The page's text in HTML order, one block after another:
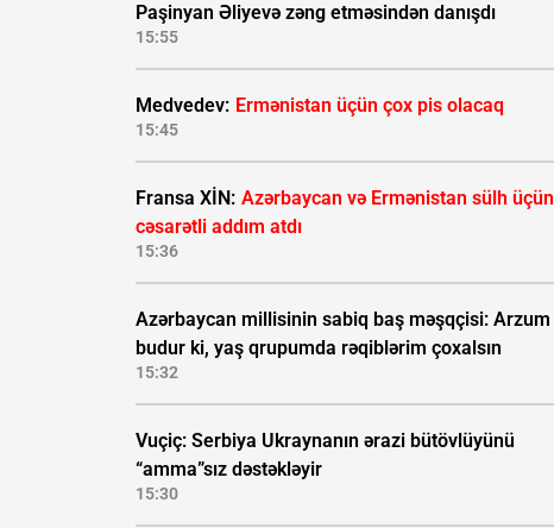
Paşinyan Əliyevə zəng etməsindən danışdı
15:55
Medvedev: Ermənistan üçün çox pis olacaq
15:45
Fransa XİN: Azərbaycan və Ermənistan sülh üçün
cəsarətli addım atdı
15:36
Azərbaycan millisinin sabiq baş məşqçisi: Arzum
budur ki, yaş qrupumda rəqiblərim çoxalsın
15:32
Vuçiç: Serbiya Ukraynanın ərazi bütövlüyünü
“amma”sız dəstəkləyir
15:30